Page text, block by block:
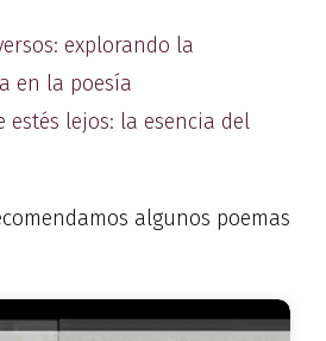
explorando la
en la poesía
estés lejos: la esencia del
algunos poemas